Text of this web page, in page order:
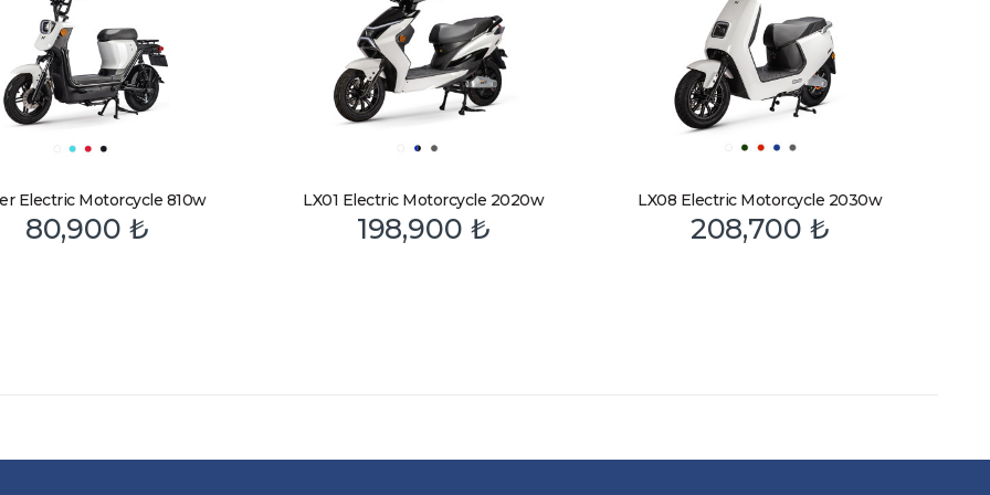
Electric Motorcycle 810w
80,900 ₺
LX01 Electric Motorcycle 2020w
198,900 ₺
LX08 Electric Motorcycle 2030w
208,700 ₺